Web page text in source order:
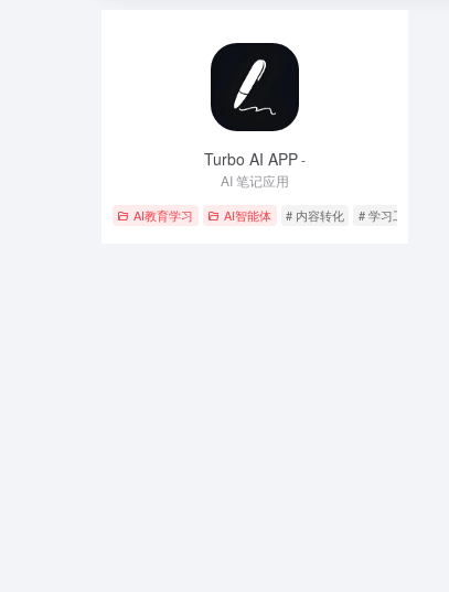
Turbo AI APP-
AI 笔记应用
AI教育学习 AI智能体 # 内容转化 # 学习工具